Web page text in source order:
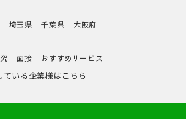
埼玉県 千葉県 大阪府
面接 おすすめサービス
いる企業様はこちら